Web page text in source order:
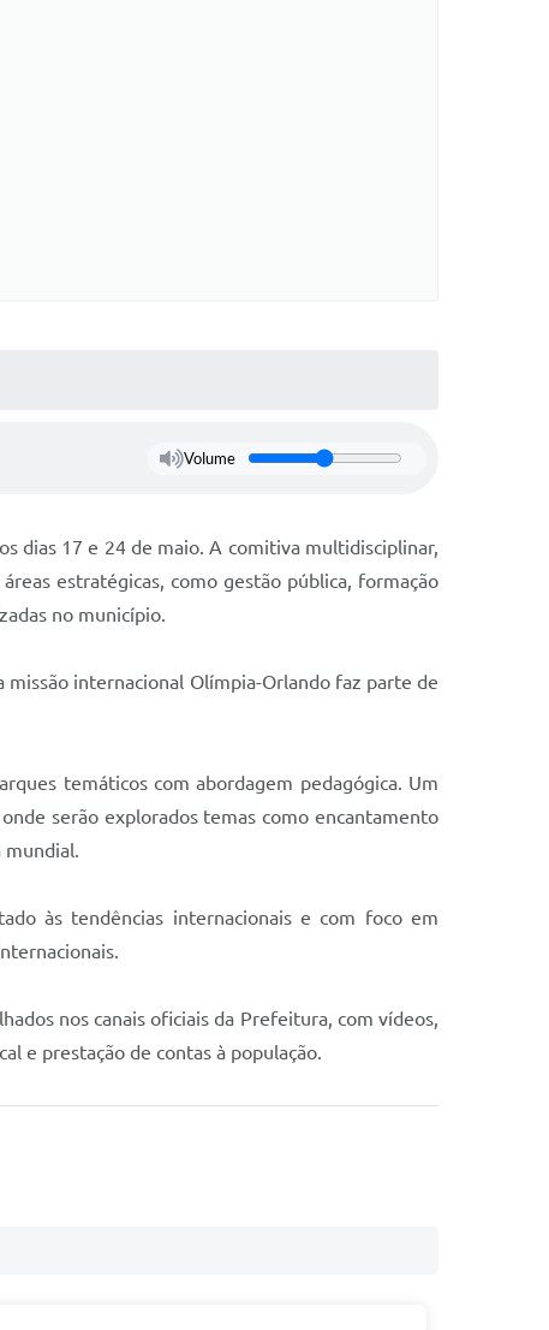
Volume
dias 17 e 24 de maio. A comitiva multidisciplinar,
estratégicas, como gestão pública, formação
no município.
internacional Olímpia-Orlando faz parte de
temáticos com abordagem pedagógica. Um
serão explorados temas como encantamento
às tendências internacionais e com foco em
nos canais oficiais da Prefeitura, com vídeos,
e prestação de contas à população.